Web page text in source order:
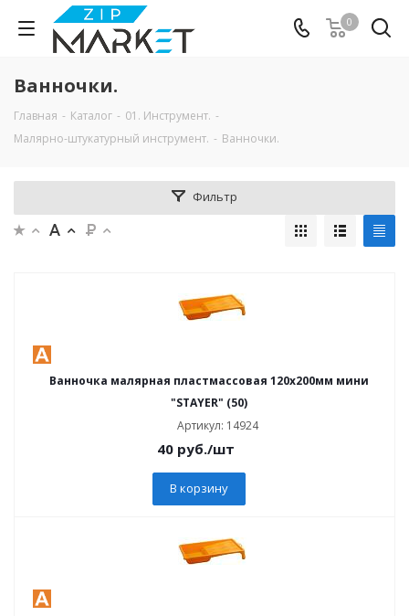
0
Ванночки.
Главная - Каталог - 01. Инструмент. -
Малярно-штукатурный инструмент. - Ванночки.
Фильтр
Ванночка малярная пластмассовая 120x200мм мини
"STAYER" (50)
Артикул: 14924
40руб./шт
В корзину